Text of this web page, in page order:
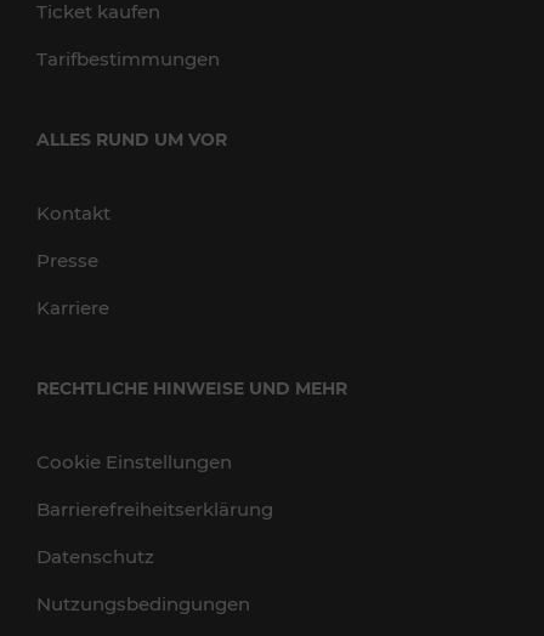
Ticket kaufen
Tarifbestimmungen
ALLES RUND UM VOR
Kontakt
Presse
Karriere
RECHTLICHE HINWEISE UND MEHR
Cookie Einstellungen
Barrierefreiheitserklärung
Datenschutz
Nutzungsbedingungen